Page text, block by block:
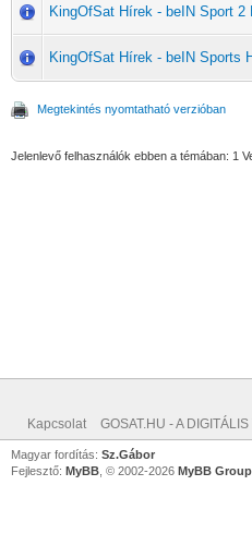
KingOfSat Hírek - beIN Sport
KingOfSat Hírek - beIN Sports
Megtekintés nyomtatható verzióban
Jelenlevő felhasználók ebben a témában: 1
Kapcsolat GOSAT.HU - A
Magyar fordítás: Sz.Gábor
Fejlesztő: MyBB , © 2002-2026 MyBB Group